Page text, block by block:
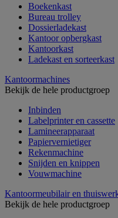
Boekenkast
Bureau trolley
Dossierladekast
Kantoor opbergkast
Kantoorkast
Ladekast en sorteerkast
Kantoormachines
Bekijk de hele productgroep
Inbinden
Labelprinter en cassette
Lamineerapparaat
Papiervernietiger
Rekenmachine
Snijden en knippen
Vouwmachine
Kantoormeubilair en
Bekijk de hele productgroep